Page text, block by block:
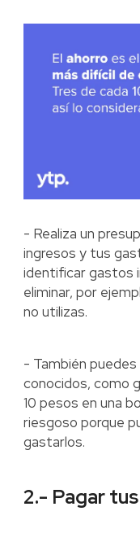
- Realiza un
ingresos y tus
identificar gastos
eliminar, por
no utilizas.
- También
conocidos, como
10 pesos en una
riesgoso porque
gastarlos.
2.- Pagar